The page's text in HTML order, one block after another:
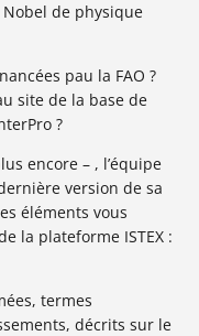
de physique
pau la FAO ?
site de la base de
?
encore – , l’équipe
version de sa
éléments vous
la plateforme ISTEX :
termes
décrits sur le